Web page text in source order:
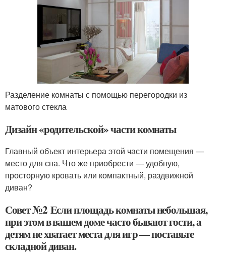
Разделение комнаты с помощью перегородки из
матового стекла
Дизайн «родительской» части комнаты
Главный объект интерьера этой части помещения —
место для сна. Что же приобрести — удобную,
просторную кровать или компактный, раздвижной
диван?
Совет №2 Если площадь комнаты небольшая,
при этом в вашем доме часто бывают гости, а
детям не хватает места для игр — поставьте
складной диван.